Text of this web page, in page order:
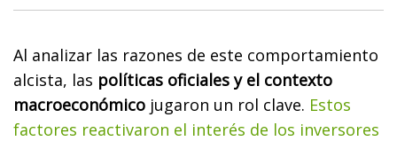
Al analizar las razones de este comportamiento
alcista, las políticas oficiales y el contexto
macroeconómico jugaron un rol clave. Estos
factores reactivaron el interés de los inversores